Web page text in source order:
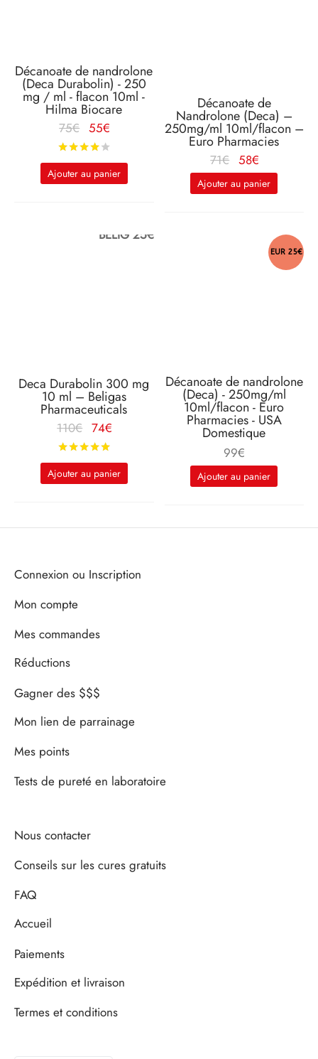
Décanoate de nandrolone
(Deca Durabolin) - 250
mg / ml - flacon 10ml -
Hilma Biocare
75€
Le prix
d'origine
était :
75€.
55€
actuel
est :
Ajouter au panier
Décanoate de
Nandrolone (Deca) –
250mg/ml 10ml/flacon –
Euro Pharmacies
71€
Le prix
d'origine
était :
58€
prix
actuel
58€.
Ajouter au panier
BELIG 25€
Deca Durabolin 300 mg
10 ml – Beligas
Pharmaceuticals
110€
Le prix
d'origine
était :
110€.
74€
actuel
est :
Ajouter au panier
EUR 25€
Décanoate de nandrolone
(Deca) - 250mg/ml
10ml/flacon - Euro
Pharmacies - USA
Domestique
99€
Ajouter au panier
Connexion ou Inscription
Mon compte
Mes commandes
Réductions
Gagner des $$$
Mon lien de parrainage
Mes points
Tests de pureté en laboratoire
Nous contacter
Conseils sur les cures gratuits
FAQ
Accueil
Paiements
Expédition et livraison
Termes et conditions